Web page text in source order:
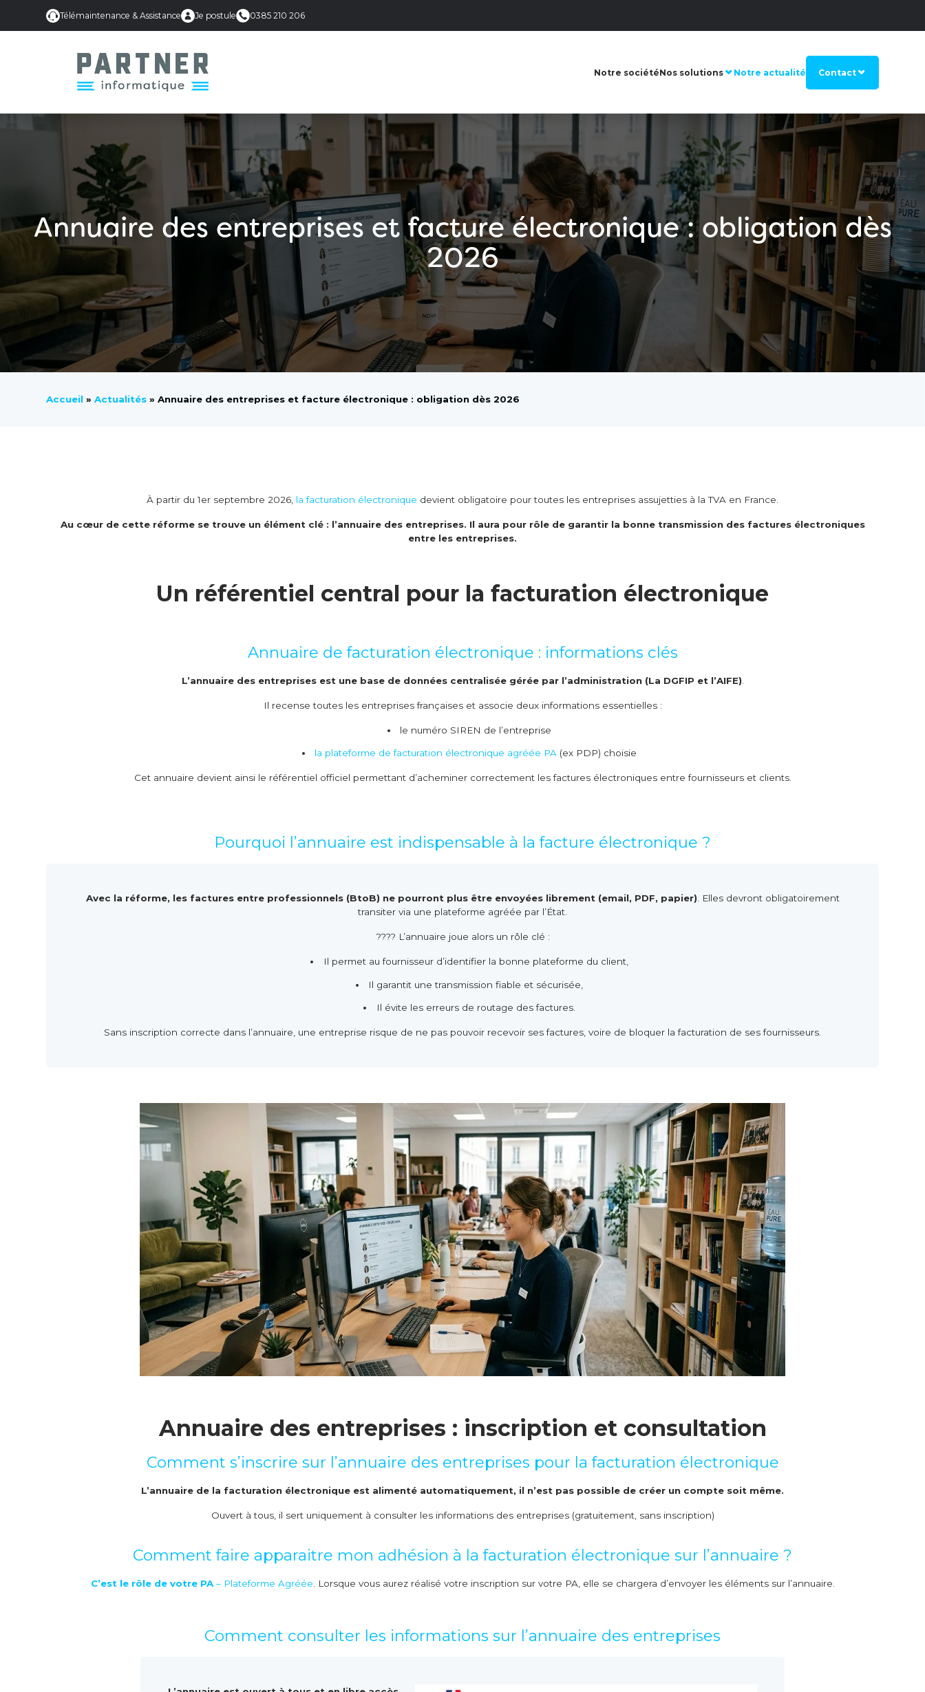
Télémaintenance & Assistance Je postule 0385 210 206
Notre sociétéNos solutions Notre actualité Contact
Annuaire des entreprises et facture électronique : obligation dès
2026
Accueil »Actualités »Annuaire des entreprises et facture électronique : obligation dès 2026
À partir du 1er septembre 2026, la facturation électronique devient obligatoire pour toutes les entreprises assujetties à la TVA en France.
Au cœur de cette réforme se trouve un élément clé : l’annuaire des entreprises. Il aura pour rôle de garantir la bonne transmission des factures électroniques
entre les entreprises.
Un référentiel central pour la facturation électronique
Annuaire de facturation électronique : informations clés
L’annuaire des entreprises est une base de données centralisée gérée par l’administration (La DGFIP et l’AIFE)
Il recense toutes les entreprises françaises et associe deux informations essentielles :
le numéro SIREN de l’entreprise
la plateforme de facturation électronique agréée PA (ex PDP) choisie
Cet annuaire devient ainsi le référentiel officiel permettant d’acheminer correctement les factures électroniques entre fournisseurs et clients.
Pourquoi l’annuaire est indispensable à la facture électronique ?
Avec la réforme, les factures entre professionnels (BtoB) ne pourront plus être envoyées librement (email, PDF, papier). Elles devront obligatoirement
transiter via une plateforme agréée par l’État.
???? L’annuaire joue alors un rôle clé :
Il permet au fournisseur d’identifier la bonne plateforme du client,
Il garantit une transmission fiable et sécurisée,
Il évite les erreurs de routage des factures.
Sans inscription correcte dans l’annuaire, une entreprise risque de ne pas pouvoir recevoir ses factures, voire de bloquer la facturation de ses fournisseurs.
Annuaire des entreprises : inscription et consultation
Comment s’inscrire sur l’annuaire des entreprises pour la facturation électronique
L’annuaire de la facturation électronique est alimenté automatiquement, il n’est pas possible de créer un compte soit même.
Ouvert à tous, il sert uniquement à consulter les informations des entreprises (gratuitement, sans inscription)
Comment faire apparaitre mon adhésion à la facturation électronique sur l’annuaire ?
C’est le rôle de votre PA– Plateforme Agréée . Lorsque vous aurez réalisé votre inscription sur votre PA, elle se chargera d’envoyer les éléments sur l’annuaire.
Comment consulter les informations sur l’annuaire des entreprises